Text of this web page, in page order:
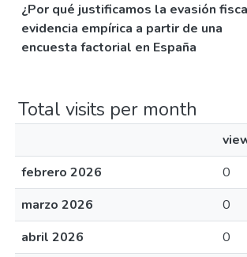
¿Por qué justificamos la evasión
evidencia empírica a partir de una
encuesta factorial en España
Total visits per month
febrero 2026
0
marzo 2026
0
abril 2026
0